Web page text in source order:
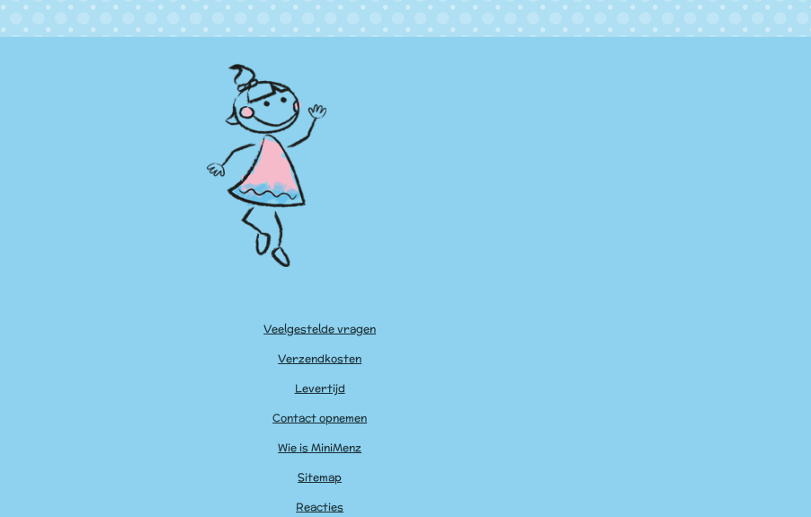
Veelgestelde vragen
Verzendkosten
Levertijd
Contact opnemen
Wie is MiniMenz
Sitemap
Reacties